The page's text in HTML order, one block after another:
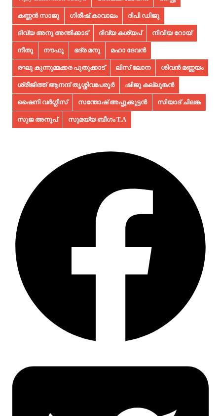
കണ്ണൻ സാജു ഗിരീഷ് കാവാലം ദിപി ഡിജു
ദിവ്യ അനു അന്തിക്കാട് ദിവ്യ കശ്യപ് നിവിയ റോയ്
നീതു നൗഫു ഭദ്ര മനു മഹാ ദേവൻ
രഘു കുന്നുമ്മക്കര പുതുക്കാട് ലിസ് ലോന ശിവൻ മണ്ണയം
ശ്രീജിത്ത് ആനന്ദ് തൃശ്ശിവപേരൂർ ഷിജു കല്ലുങ്കൻ
ഷൈനി വർഗ്ഗീസ് സന്തോഷ് അപ്പുക്കുട്ടൻ സിയാദ് ചിലങ്ക
സുജ അനൂപ്‌ സുമയ്യ ബീഗം T.A